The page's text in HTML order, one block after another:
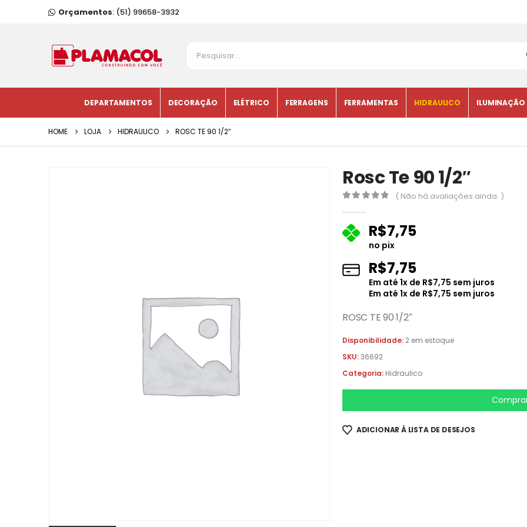
Orçamentos: (51) 99658-3932
DEPARTAMENTOS DECORAÇÃO ELÉTRICO FERRAGENS FERRAMENTAS HIDRAULICO ILUMINAÇÃO
HOME LOJA HIDRAULICO ROSC TE 90 1/2″
Rosc Te 90 1/2″
( Não há avaliações ainda. )
R$7,75
no pix
R$7,75
Em até 1x de R$7,75 sem juros
Em até 1x de R$7,75 sem juros
ROSC TE 90 1/2″
Disponibilidade: 2 em estoque
SKU:36692
Categoria: Hidraulico
ADICIONAR À LISTA DE DESEJOS